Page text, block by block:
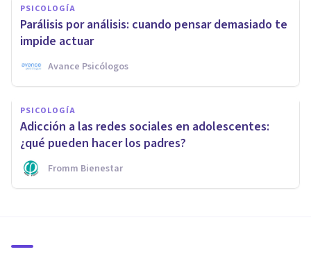
PSICOLOGÍA
Parálisis por análisis: cuando pensar demasiado te
impide actuar
Avance Psicólogos
PSICOLOGÍA
Adicción a las redes sociales en adolescentes:
¿qué pueden hacer los padres?
Fromm Bienestar